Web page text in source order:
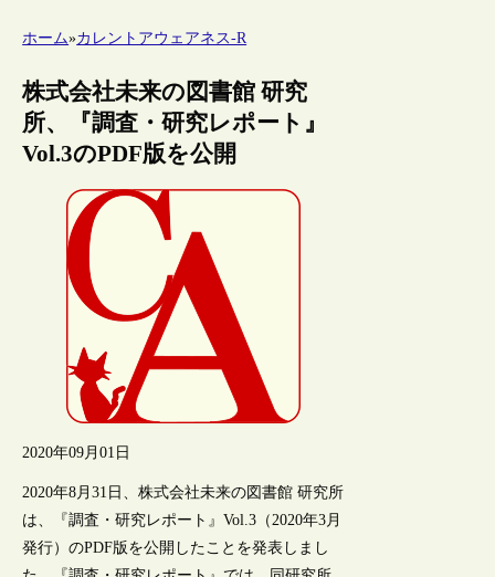
ホーム»カレントアウェアネス-R
株式会社未来の図書館 研究
所、『調査・研究レポート』
Vol.3のPDF版を公開
2020年09月01日
2020年8月31日、株式会社未来の図書館 研究所
は、『調査・研究レポート』Vol.3（2020年3月
発行）のPDF版を公開したことを発表しまし